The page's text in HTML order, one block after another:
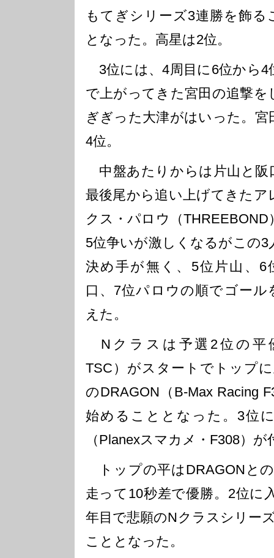
もてぎシリーズ3連勝を飾る
となった。高星は2位。
3位には、4周目に6位から4
で上がってきた宮田の追撃を
ぎぎった大津がはいった。宮
4位。
中盤あたりからは片山と阪
最後尾から追い上げてきたア
クス・パロウ（THREEBOND
5位争いが激しくなるがこの3
決め手が無く、5位片山、6
口、7位パロウの順でゴール
えた。
Nクラスは予選2位の平
TSC）がスタートでトップ
のDRAGON（B-Max Racing
始めることとなった。3位
（Planexスマカメ・F308）が
トップの平はDRAGONと
走って10秒差で優勝。2位に
年目で悲願のNクラスシリー
こととなった。